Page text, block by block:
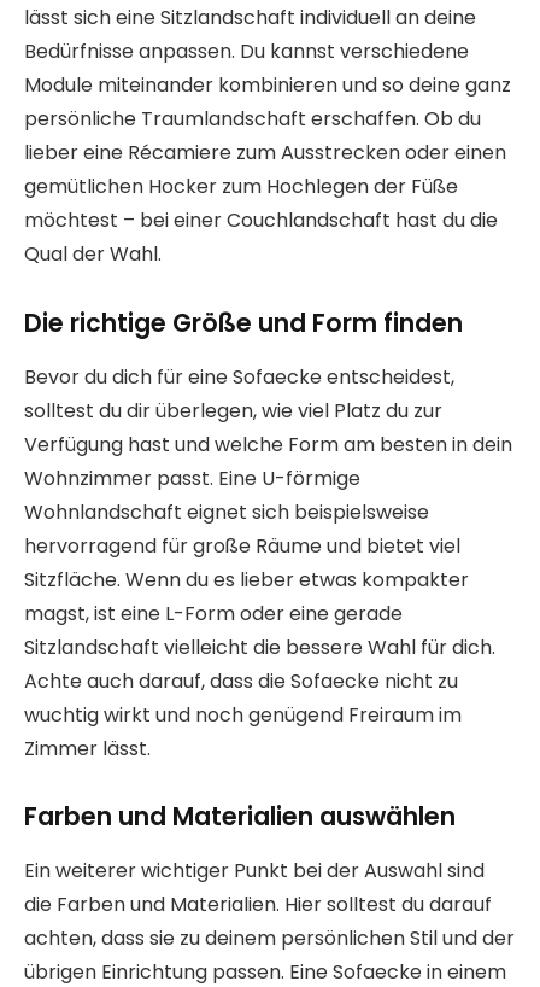
lässt sich eine Sitzlandschaft individuell an deine
Bedürfnisse anpassen. Du kannst verschiedene
Module miteinander kombinieren und so deine ganz
persönliche Traumlandschaft erschaffen. Ob du
lieber eine Récamiere zum Ausstrecken oder einen
gemütlichen Hocker zum Hochlegen der Füße
möchtest – bei einer Couchlandschaft hast du die
Qual der Wahl.
Die richtige Größe und Form finden
Bevor du dich für eine Sofaecke entscheidest,
solltest du dir überlegen, wie viel Platz du zur
Verfügung hast und welche Form am besten in dein
Wohnzimmer passt. Eine U-förmige
Wohnlandschaft eignet sich beispielsweise
hervorragend für große Räume und bietet viel
Sitzfläche. Wenn du es lieber etwas kompakter
magst, ist eine L-Form oder eine gerade
Sitzlandschaft vielleicht die bessere Wahl für dich.
Achte auch darauf, dass die Sofaecke nicht zu
wuchtig wirkt und noch genügend Freiraum im
Zimmer lässt.
Farben und Materialien auswählen
Ein weiterer wichtiger Punkt bei der Auswahl sind
die Farben und Materialien. Hier solltest du darauf
achten, dass sie zu deinem persönlichen Stil und der
übrigen Einrichtung passen. Eine Sofaecke in einem